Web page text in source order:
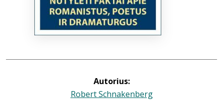
Autorius:
Robert Schnakenberg